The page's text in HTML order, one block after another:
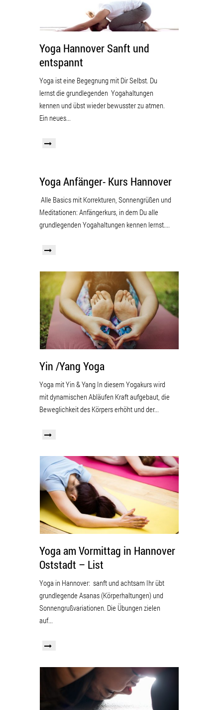
Yoga Hannover Sanft und
entspannt
Yoga ist eine Begegnung mit Dir Selbst. Du
lernst die grundlegenden Yogahaltungen
kennen und übst wieder bewusster zu atmen.
Ein neues...
Yoga Anfänger- Kurs Hannover
Alle Basics mit Korrekturen, Sonnengrüßen und
Meditationen: Anfängerkurs, in dem Du alle
grundlegenden Yogahaltungen kennen lernst....
Yin /Yang Yoga
Yoga mit Yin & Yang In diesem Yogakurs wird
mit dynamischen Abläufen Kraft aufgebaut, die
Beweglichkeit des Körpers erhöht und der...
Yoga am Vormittag in Hannover
Oststadt – List
Yoga in Hannover: sanft und achtsam Ihr übt
grundlegende Asanas (Körperhaltungen) und
Sonnengrußvariationen. Die Übungen zielen
auf...